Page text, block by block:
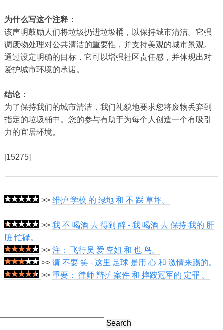
为什么写这个注释：
该声明鼓励人们将垃圾扔进垃圾桶，以保持城市清洁。它强
调废物处理对公共清洁的重要性，并支持美观的城市景观。
通过设定明确的目标，它可以增强社区责任感，并体现出对
爱护城市环境的承诺。
结论：
为了保持我们的城市清洁，我们礼貌地要求您将废物丢弃到
指定的垃圾桶中。您的参与有助于为每个人创造一个有吸引
力的宜居环境。
[15275]
>> 维护 学校 的 绿地 和 不 踩 草坪。
>> 我 不 喝酒 去 得到 醉 - 我 喝酒 去 保持 我的 肝
脏 忙碌。
>> 注： 飞行员 爱 空姐 和 也 鸟。
>> 请 不要 笑 - 这里 足球 是用 心 和 激情来踢的。
>> 重要： 律师 辩护 案件 和 摔跤冠军的 定罪 。
Search